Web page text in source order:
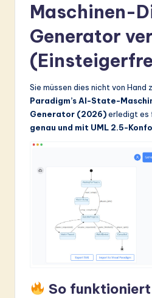
Maschinen-
Generator
Sie müssen dies nicht von Hand
Paradigm’s AI-State-
Generator (2026)erledigt es
genau und mit UML 2.5-
So